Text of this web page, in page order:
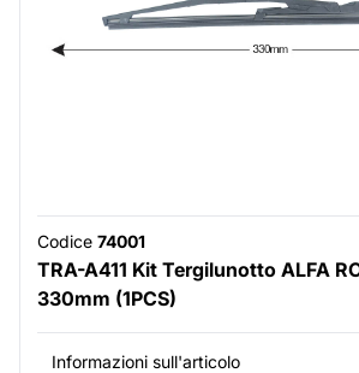
Codice 74001
TRA-A411 Kit Tergilunotto ALFA
330mm (1PCS)
Informazioni sull'articolo